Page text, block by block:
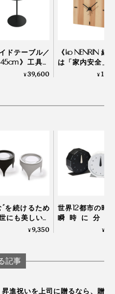
り込み済み。
ところへ、フェルトをすき間
す。
業時からつくっていた、テーブル脚部を
ら、自分自身が、本当に
心地いい空間をつくりた
を掘り下げていったら、毎
ク収納」に行き着いたそう
イドテーブル／
》工具要
で組立て・解
¥39,600
《ko NENRIN 縞
は「家内安全」
波は「穏やか」
¥
”を続けるため
にも美しいル
｜TAKEDA
¥9,350
世界12都市の時
瞬時に分か
「World Clock
¥
記事
昇進祝いを上司に贈るなら、贈